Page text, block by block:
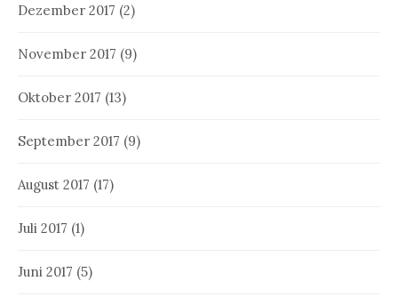
Dezember 2017 (2)
November 2017 (9)
Oktober 2017 (13)
September 2017 (9)
August 2017 (17)
Juli 2017 (1)
Juni 2017 (5)